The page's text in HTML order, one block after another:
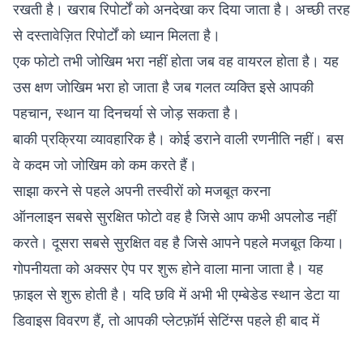
रखती है। खराब रिपोर्टों को अनदेखा कर दिया जाता है। अच्छी तरह
से दस्तावेज़ित रिपोर्टों को ध्यान मिलता है।
एक फोटो तभी जोखिम भरा नहीं होता जब वह वायरल होता है। यह
उस क्षण जोखिम भरा हो जाता है जब गलत व्यक्ति इसे आपकी
पहचान, स्थान या दिनचर्या से जोड़ सकता है।
बाकी प्रक्रिया व्यावहारिक है। कोई डराने वाली रणनीति नहीं। बस
वे कदम जो जोखिम को कम करते हैं।
साझा करने से पहले अपनी तस्वीरों को मजबूत करना
ऑनलाइन सबसे सुरक्षित फोटो वह है जिसे आप कभी अपलोड नहीं
करते। दूसरा सबसे सुरक्षित वह है जिसे आपने पहले मजबूत किया।
गोपनीयता को अक्सर ऐप पर शुरू होने वाला माना जाता है। यह
फ़ाइल से शुरू होती है। यदि छवि में अभी भी एम्बेडेड स्थान डेटा या
डिवाइस विवरण हैं, तो आपकी प्लेटफ़ॉर्म सेटिंग्स पहले ही बाद में